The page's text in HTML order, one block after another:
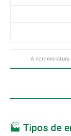
A
🏭 Tipos de